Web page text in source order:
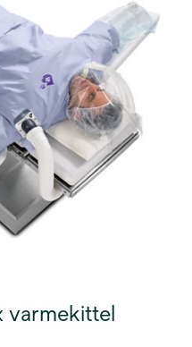
varmekittel